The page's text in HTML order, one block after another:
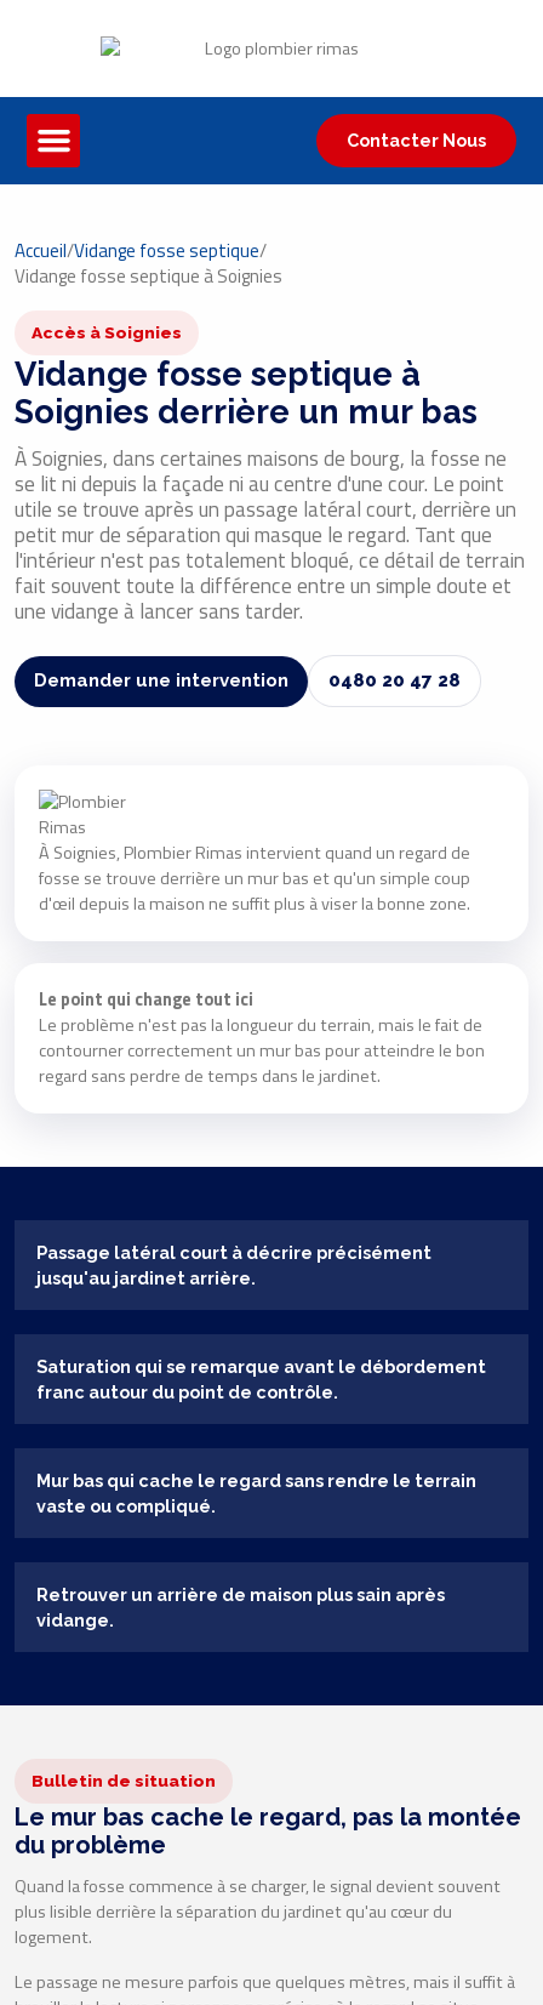
Contacter Nous
Accueil/Vidange fosse septique/
Vidange fosse septique à Soignies
Accès à Soignies
Vidange fosse septique à
Soignies derrière un mur bas
À Soignies, dans certaines maisons de bourg, la fosse ne
se lit ni depuis la façade ni au centre d'une cour. Le point
utile se trouve après un passage latéral court, derrière un
petit mur de séparation qui masque le regard. Tant que
l'intérieur n'est pas totalement bloqué, ce détail de terrain
fait souvent toute la différence entre un simple doute et
une vidange à lancer sans tarder.
Demander une intervention 0480 20 47 28
À Soignies, Plombier Rimas intervient quand un regard de
fosse se trouve derrière un mur bas et qu'un simple coup
d'œil depuis la maison ne suffit plus à viser la bonne zone.
Le point qui change tout ici
Le problème n'est pas la longueur du terrain, mais le fait de
contourner correctement un mur bas pour atteindre le bon
regard sans perdre de temps dans le jardinet.
Passage latéral court à décrire précisément
jusqu'au jardinet arrière.
Saturation qui se remarque avant le débordement
franc autour du point de contrôle.
Mur bas qui cache le regard sans rendre le terrain
vaste ou compliqué.
Retrouver un arrière de maison plus sain après
vidange.
Bulletin de situation
Le mur bas cache le regard, pas la montée
du problème
Quand la fosse commence à se charger, le signal devient souvent
plus lisible derrière la séparation du jardinet qu'au cœur du
logement.
Le passage ne mesure parfois que quelques mètres, mais il suffit à